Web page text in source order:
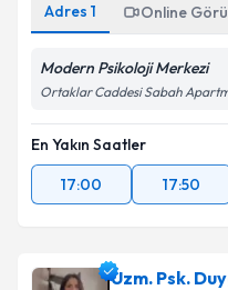
Adres 1 Online
Modern Psikoloji Merkezi
Ortaklar Caddesi Sabah
En Yakın Saatler
17:00
17:50
Uzm. Psk.